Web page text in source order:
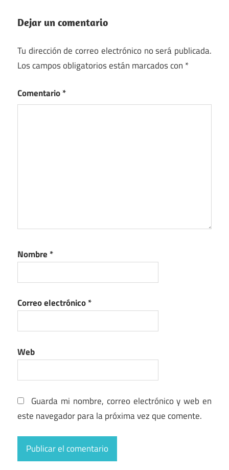
Dejar un comentario
Tu dirección de correo electrónico no será publicada.
Los campos obligatorios están marcados con *
Comentario*
Nombre *
Correo electrónico*
Web
Guarda mi nombre, correo electrónico y web en
este navegador para la próxima vez que comente.